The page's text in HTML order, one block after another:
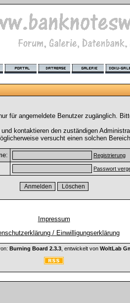
für angemeldete Benutzer zugänglich.
kontaktieren den zuständigen
versucht einen solchen
Registrierung
Passwort
Impressum
/ Einwilligungserklärung
Burning Board 2.3.3 , entwickelt von WoltLab